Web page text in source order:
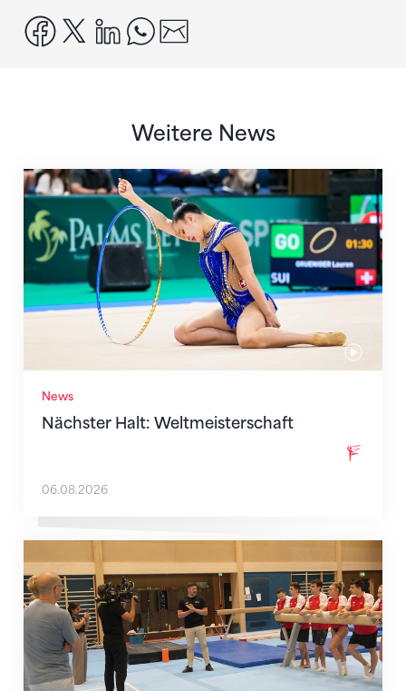
facebook
x linkedinwhatsapp
Weitere News
News
Nächster Halt: Weltmeisterschaft
Nächster Halt: Weltmeisterschaft
06.08.2026
Mit klaren Zielen nach Zagreb